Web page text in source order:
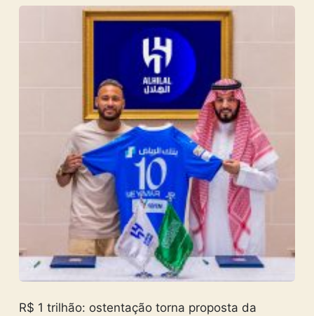
R$ 1 trilhão: ostentação torna proposta da